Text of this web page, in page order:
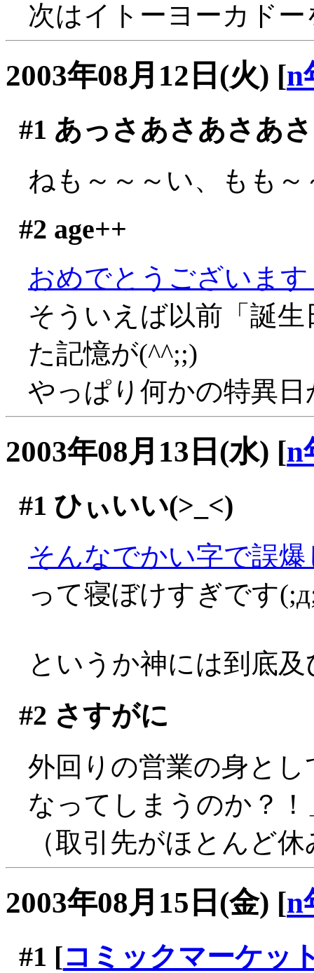
次はイトーヨーカド
2003年08月12日(火) [n
#1 あっさあさあさあ
ねも～～～い、もも～
#2 age++
おめでとうございま
そういえば以前「誕
た記憶が(^^;;)
やっぱり何かの特異
2003年08月13日(水) [n
#1 ひぃいい(>_<)
そんなでかい字で誤
って寝ぼけすぎです
というか神には到底
#2 さすがに
外回りの営業の身と
なってしまうのか？
（取引先がほとんど
2003年08月15日(金) [n
#1 [コミックマーケッ